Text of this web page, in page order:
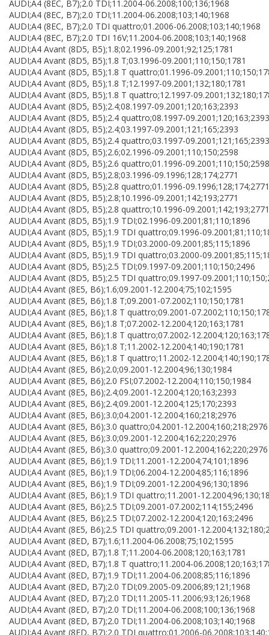
AUDI;A4 (8EC, B7);2.0 TDI;11.2004-06.2008;100;136;1968
AUDI;A4 (8EC, B7);2.0 TDI;11.2004-06.2008;103;140;1968
AUDI;A4 (8EC, B7);2.0 TDI quattro;01.2006-06.2008;103;140;1968
AUDI;A4 (8EC, B7);2.0 TDI 16V;11.2004-06.2008;103;140;1968
AUDI;A4 Avant (8D5, B5);1.8;02.1996-09.2001;92;125;1781
AUDI;A4 Avant (8D5, B5);1.8 T;03.1996-09.2001;110;150;1781
AUDI;A4 Avant (8D5, B5);1.8 T quattro;01.1996-
AUDI;A4 Avant (8D5, B5);1.8 T;12.1997-09.2001;132;180;1781
AUDI;A4 Avant (8D5, B5);1.8 T quattro;12.1997-
AUDI;A4 Avant (8D5, B5);2.4;08.1997-09.2001;120;163;2393
AUDI;A4 Avant (8D5, B5);2.4 quattro;08.1997-09.2001;120;163;2393
AUDI;A4 Avant (8D5, B5);2.4;03.1997-09.2001;121;165;2393
AUDI;A4 Avant (8D5, B5);2.4 quattro;03.1997-09.2001;121;165;2393
AUDI;A4 Avant (8D5, B5);2.6;02.1996-09.2001;110;150;2598
AUDI;A4 Avant (8D5, B5);2.6 quattro;01.1996-09.2001;110;150;2598
AUDI;A4 Avant (8D5, B5);2.8;03.1996-09.1996;128;174;2771
AUDI;A4 Avant (8D5, B5);2.8 quattro;01.1996-09.1996;128;174;2771
AUDI;A4 Avant (8D5, B5);2.8;10.1996-09.2001;142;193;2771
AUDI;A4 Avant (8D5, B5);2.8 quattro;10.1996-09.2001;142;193;2771
AUDI;A4 Avant (8D5, B5);1.9 TDI;02.1996-09.2001;81;110;1896
AUDI;A4 Avant (8D5, B5);1.9 TDI quattro;09.1996-
AUDI;A4 Avant (8D5, B5);1.9 TDI;03.2000-09.2001;85;115;1896
AUDI;A4 Avant (8D5, B5);1.9 TDI quattro;03.2000-
AUDI;A4 Avant (8D5, B5);2.5 TDI;09.1997-09.2001;110;150;2496
AUDI;A4 Avant (8D5, B5);2.5 TDI quattro;09.1997-
AUDI;A4 Avant (8E5, B6);1.6;09.2001-12.2004;75;102;1595
AUDI;A4 Avant (8E5, B6);1.8 T;09.2001-07.2002;110;150;1781
AUDI;A4 Avant (8E5, B6);1.8 T quattro;09.2001-
AUDI;A4 Avant (8E5, B6);1.8 T;07.2002-12.2004;120;163;1781
AUDI;A4 Avant (8E5, B6);1.8 T quattro;07.2002-
AUDI;A4 Avant (8E5, B6);1.8 T;11.2002-12.2004;140;190;1781
AUDI;A4 Avant (8E5, B6);1.8 T quattro;11.2002-
AUDI;A4 Avant (8E5, B6);2.0;09.2001-12.2004;96;130;1984
AUDI;A4 Avant (8E5, B6);2.0 FSI;07.2002-12.2004;110;150;1984
AUDI;A4 Avant (8E5, B6);2.4;09.2001-12.2004;120;163;2393
AUDI;A4 Avant (8E5, B6);2.4;09.2001-12.2004;125;170;2393
AUDI;A4 Avant (8E5, B6);3.0;04.2001-12.2004;160;218;2976
AUDI;A4 Avant (8E5, B6);3.0 quattro;04.2001-12.2004;160;218;2976
AUDI;A4 Avant (8E5, B6);3.0;09.2001-12.2004;162;220;2976
AUDI;A4 Avant (8E5, B6);3.0 quattro;09.2001-12.2004;162;220;2976
AUDI;A4 Avant (8E5, B6);1.9 TDI;11.2001-12.2004;74;101;1896
AUDI;A4 Avant (8E5, B6);1.9 TDI;06.2004-12.2004;85;116;1896
AUDI;A4 Avant (8E5, B6);1.9 TDI;09.2001-12.2004;96;130;1896
AUDI;A4 Avant (8E5, B6);1.9 TDI quattro;11.2001-
AUDI;A4 Avant (8E5, B6);2.5 TDI;09.2001-07.2002;114;155;2496
AUDI;A4 Avant (8E5, B6);2.5 TDI;07.2002-12.2004;120;163;2496
AUDI;A4 Avant (8E5, B6);2.5 TDI quattro;09.2001-
AUDI;A4 Avant (8ED, B7);1.6;11.2004-06.2008;75;102;1595
AUDI;A4 Avant (8ED, B7);1.8 T;11.2004-06.2008;120;163;1781
AUDI;A4 Avant (8ED, B7);1.8 T quattro;11.2004-
AUDI;A4 Avant (8ED, B7);1.9 TDI;11.2004-06.2008;85;116;1896
AUDI;A4 Avant (8ED, B7);2.0 TDI;09.2005-09.2006;89;121;1968
AUDI;A4 Avant (8ED, B7);2.0 TDI;11.2005-11.2006;93;126;1968
AUDI;A4 Avant (8ED, B7);2.0 TDI;11.2004-06.2008;100;136;1968
AUDI;A4 Avant (8ED, B7);2.0 TDI;11.2004-06.2008;103;140;1968
AUDI;A4 Avant (8ED, B7);2.0 TDI quattro;01.2006-